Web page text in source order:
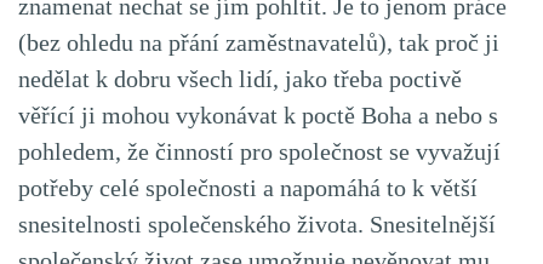
znamenat nechat se jím pohltit. Je to jenom práce
(bez ohledu na přání zaměstnavatelů), tak proč ji
nedělat k dobru všech lidí, jako třeba poctivě
věřící ji mohou vykonávat k poctě Boha a nebo s
pohledem, že činností pro společnost se vyvažují
potřeby celé společnosti a napomáhá to k větší
snesitelnosti společenského života. Snesitelnější